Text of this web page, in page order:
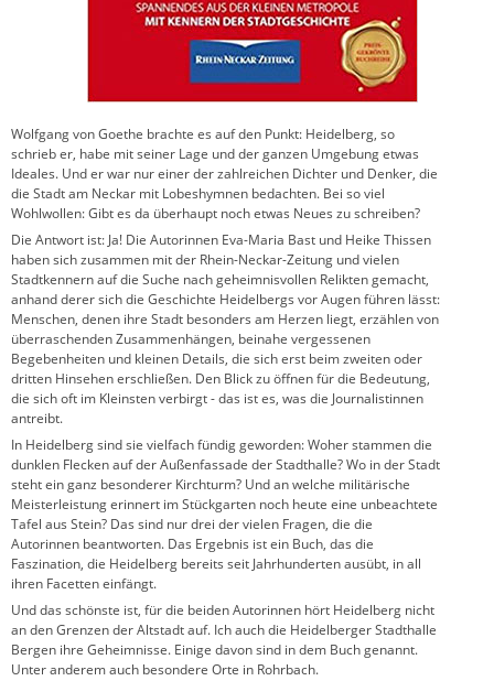
Wolfgang von Goethe brachte es auf den Punkt: Heidelberg, so
schrieb er, habe mit seiner Lage und der ganzen Umgebung etwas
Ideales. Und er war nur einer der zahlreichen Dichter und Denker, die
die Stadt am Neckar mit Lobeshymnen bedachten. Bei so viel
Wohlwollen: Gibt es da überhaupt noch etwas Neues zu schreiben?
Die Antwort ist: Ja! Die Autorinnen Eva-Maria Bast und Heike Thissen
haben sich zusammen mit der Rhein-Neckar-Zeitung und vielen
Stadtkennern auf die Suche nach geheimnisvollen Relikten gemacht,
anhand derer sich die Geschichte Heidelbergs vor Augen führen lässt:
Menschen, denen ihre Stadt besonders am Herzen liegt, erzählen von
überraschenden Zusammenhängen, beinahe vergessenen
Begebenheiten und kleinen Details, die sich erst beim zweiten oder
dritten Hinsehen erschließen. Den Blick zu öffnen für die Bedeutung,
die sich oft im Kleinsten verbirgt - das ist es, was die Journalistinnen
antreibt.
In Heidelberg sind sie vielfach fündig geworden: Woher stammen die
dunklen Flecken auf der Außenfassade der Stadthalle? Wo in der Stadt
steht ein ganz besonderer Kirchturm? Und an welche militärische
Meisterleistung erinnert im Stückgarten noch heute eine unbeachtete
Tafel aus Stein? Das sind nur drei der vielen Fragen, die die
Autorinnen beantworten. Das Ergebnis ist ein Buch, das die
Faszination, die Heidelberg bereits seit Jahrhunderten ausübt, in all
ihren Facetten einfängt.
Und das schönste ist, für die beiden Autorinnen hört Heidelberg nicht
an den Grenzen der Altstadt auf. Ich auch die Heidelberger Stadthalle
Bergen ihre Geheimnisse. Einige davon sind in dem Buch genannt.
Unter anderem auch besondere Orte in Rohrbach.